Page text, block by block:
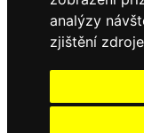
analýzy
zjištění